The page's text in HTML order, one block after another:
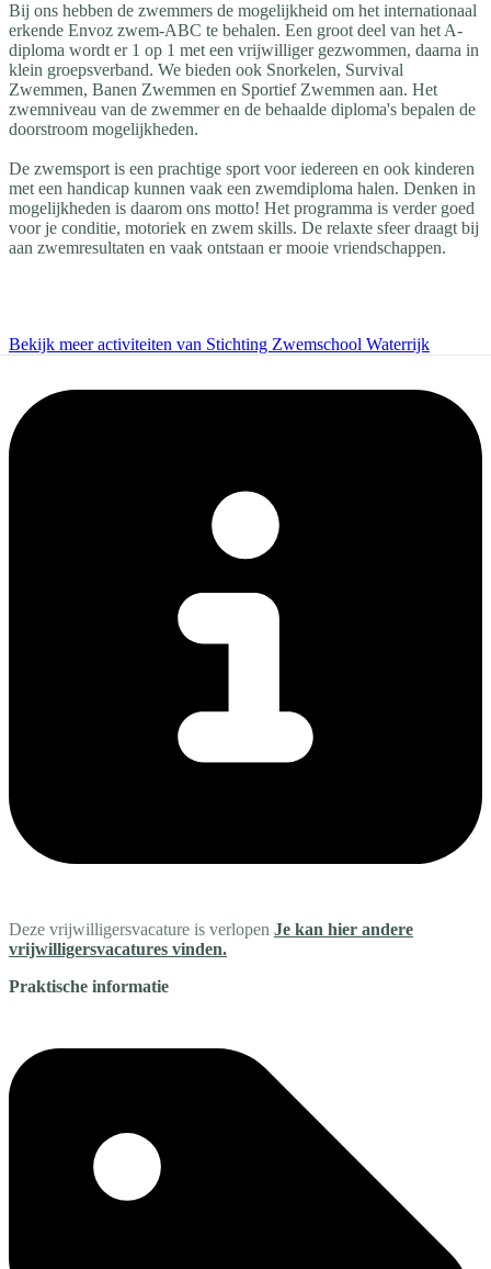
Bij ons hebben de zwemmers de mogelijkheid om het internationaal
erkende Envoz zwem-ABC te behalen. Een groot deel van het A-
diploma wordt er 1 op 1 met een vrijwilliger gezwommen, daarna in
klein groepsverband. We bieden ook Snorkelen, Survival
Zwemmen, Banen Zwemmen en Sportief Zwemmen aan. Het
zwemniveau van de zwemmer en de behaalde diploma's bepalen de
doorstroom mogelijkheden.
De zwemsport is een prachtige sport voor iedereen en ook kinderen
met een handicap kunnen vaak een zwemdiploma halen. Denken in
mogelijkheden is daarom ons motto! Het programma is verder goed
voor je conditie, motoriek en zwem skills. De relaxte sfeer draagt bij
aan zwemresultaten en vaak ontstaan er mooie vriendschappen.
Bekijk meer activiteiten van Stichting Zwemschool Waterrijk
Deze vrijwilligersvacature is verlopen Je kan hier andere
vrijwilligersvacatures vinden.
Praktische informatie